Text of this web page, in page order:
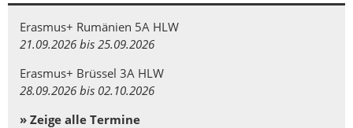
Erasmus+ Rumänien 5A HLW
21.09.2026 bis 25.09.2026
Erasmus+ Brüssel 3A HLW
28.09.2026 bis 02.10.2026
» Zeige alle Termine